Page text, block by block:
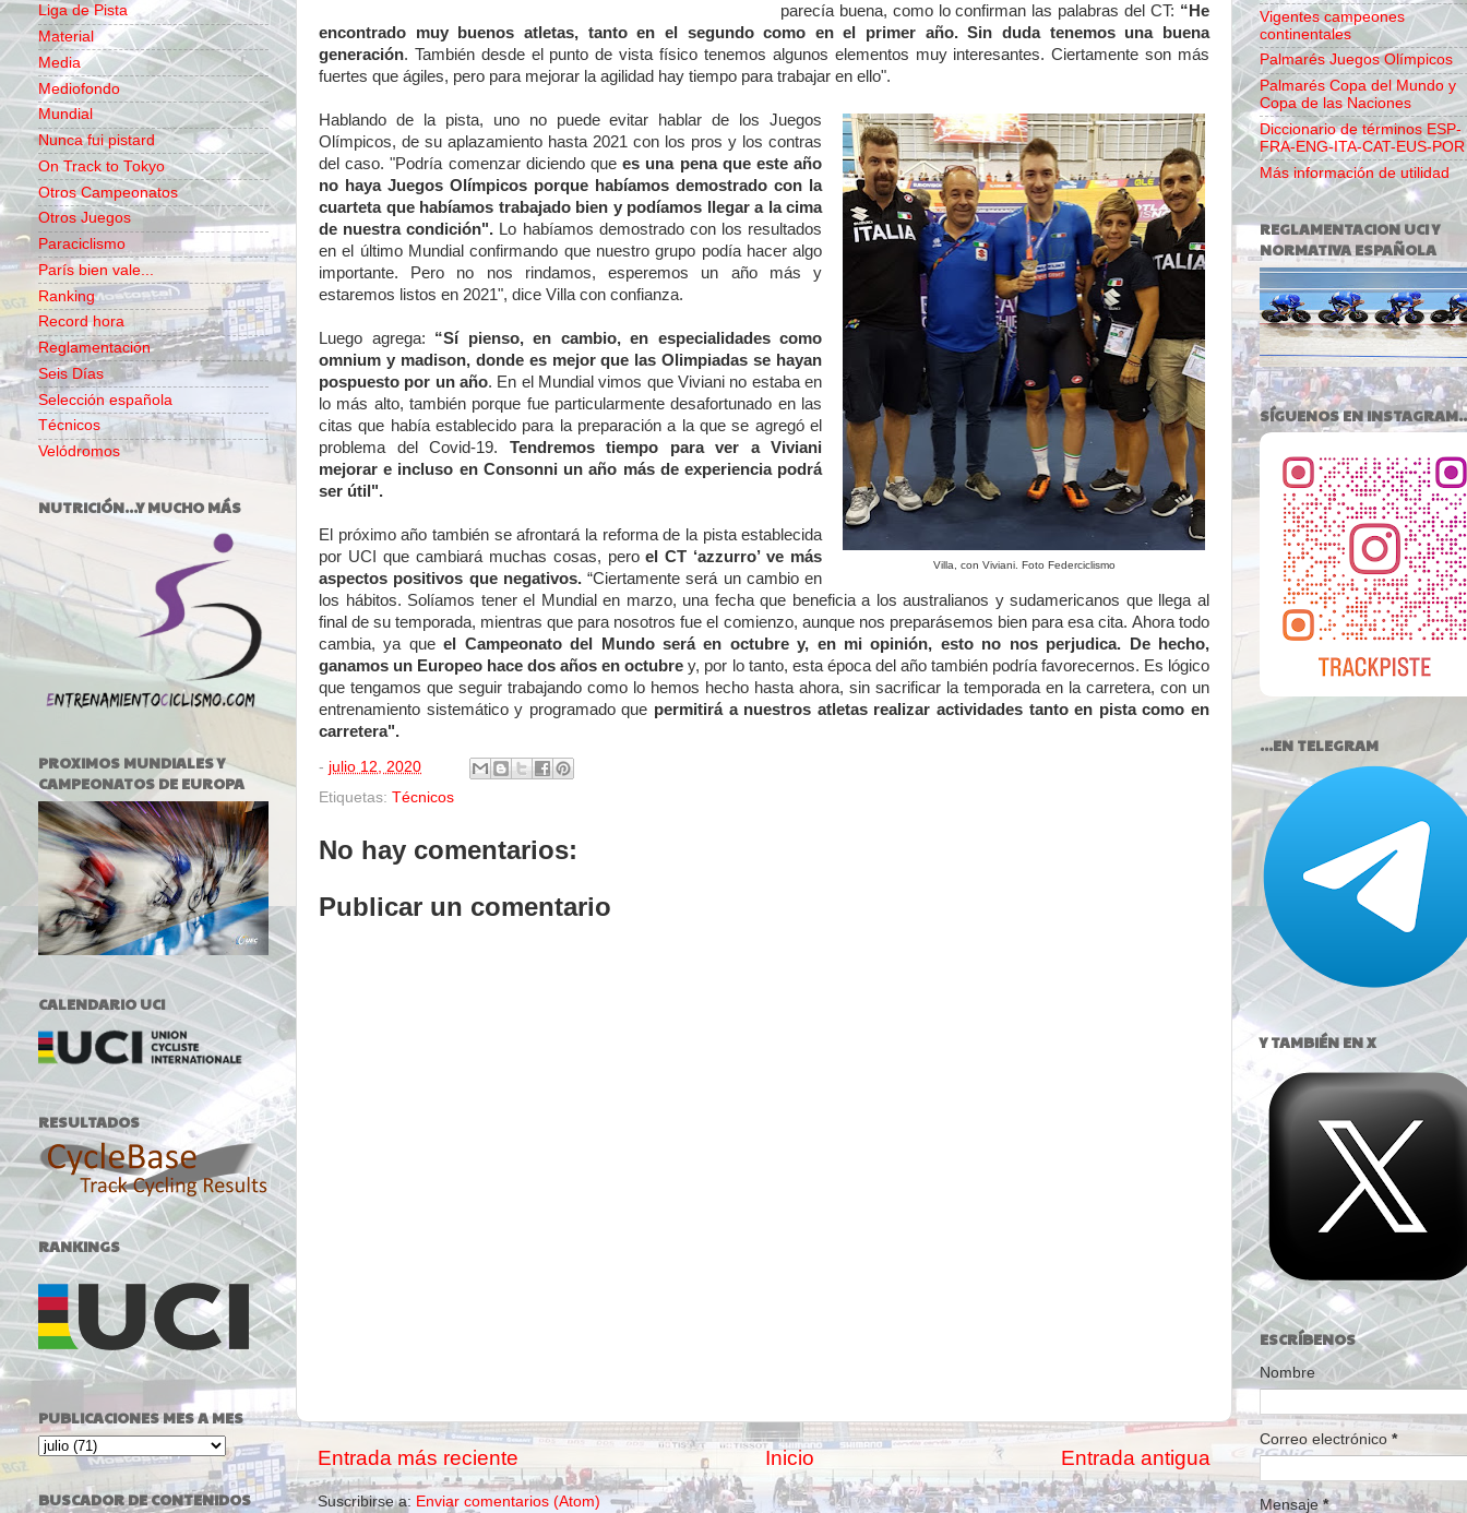
parecía buena, como lo confirman las palabras del CT: “He
encontrado muy buenos atletas, tanto en el segundo como en el primer año. Sin duda tenemos una buena
generación. También desde el punto de vista físico tenemos algunos elementos muy interesantes. Ciertamente son más
fuertes que ágiles, pero para mejorar la agilidad hay tiempo para trabajar en ello".
Villa, con Viviani. Foto Federciclismo
Hablando de la pista, uno no puede evitar hablar de los Juegos
Olímpicos, de su aplazamiento hasta 2021 con los pros y los contras
del caso. "Podría comenzar diciendo quees una pena que este año
no haya Juegos Olímpicos porque habíamos demostrado con la
cuarteta que habíamos trabajado bien y podíamos llegar a la cima
de nuestra condición". Lo habíamos demostrado con los resultados
en el último Mundial confirmando que nuestro grupo podía hacer algo
importante. Pero no nos rindamos, esperemos un año más y
estaremos listos en 2021", dice Villa con confianza.
Luego agrega: “Sí pienso, en cambio, en especialidades como
omnium y madison, donde es mejor que las Olimpiadas se hayan
pospuesto por un año. En el Mundial vimos que Viviani no estaba en
lo más alto, también porque fue particularmente desafortunado en las
citas que había establecido para la preparación a la que se agregó el
problema del Covid-19. Tendremos tiempo para ver a Viviani
mejorar e incluso en Consonni un año más de experiencia podrá
ser útil".
El próximo año también se afrontará la reforma de la pista establecida
por UCI que cambiará muchas cosas, peroel CT ‘azzurro’ ve más
aspectos positivos que negativos.“Ciertamente será un cambio en
los hábitos. Solíamos tener el Mundial en marzo, una fecha que beneficia a los australianos y sudamericanos que llega al
final de su temporada, mientras que para nosotros fue el comienzo, aunque nos preparásemos bien para esa cita. Ahora todo
cambia, ya queel Campeonato del Mundo será en octubre y, en mi opinión, esto no nos perjudica. De hecho,
ganamos un Europeo hace dos años en octubre y, por lo tanto, esta época del año también podría favorecernos. Es lógico
que tengamos que seguir trabajando como lo hemos hecho hasta ahora, sin sacrificar la temporada en la carretera, con un
entrenamiento sistemático y programado que permitirá a nuestros atletas realizar actividades tanto en pista como en
carretera".
- julio 12, 2020
Etiquetas: Técnicos
No hay comentarios:
Publicar un comentario
Entrada más reciente Entrada antigua
Inicio
Suscribirse a: Enviar comentarios (Atom)
Liga de Pista
Material
Media
Mediofondo
Mundial
Nunca fui pistard
On Track to Tokyo
Otros Campeonatos
Otros Juegos
Paraciclismo
París bien vale...
Ranking
Record hora
Reglamentación
Seis Días
Selección española
Técnicos
Velódromos
NUTRICIÓN...Y MUCHO MÁS
PROXIMOS MUNDIALES Y
CAMPEONATOS DE EUROPA
CALENDARIO UCI
RESULTADOS
RANKINGS
PUBLICACIONES MES A MES
BUSCADOR DE CONTENIDOS
Vigentes campeones
continentales
Palmarés Juegos Olímpicos
Palmarés Copa del Mundo y
Copa de las Naciones
Diccionario de términos ESP-
FRA-ENG-ITA-CAT-EUS-POR
Más información de utilidad
REGLAMENTACION UCI Y
NORMATIVA ESPAÑOLA
SÍGUENOS EN
...EN TELEGRAM
Y TAMBIÉN EN X
ESCRÍBENOS
Nombre
Correo electrónico *
Mensaje*